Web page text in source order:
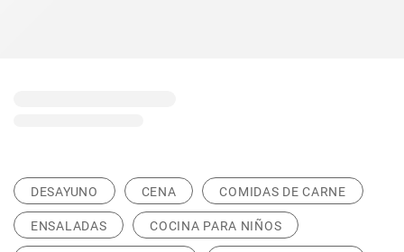
DESAYUNO CENA COMIDAS DE CARNE
ENSALADAS COCINA PARA NIÑOS